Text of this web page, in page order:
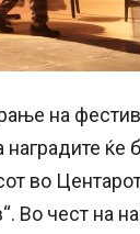
на
ќе
во
Во чест на